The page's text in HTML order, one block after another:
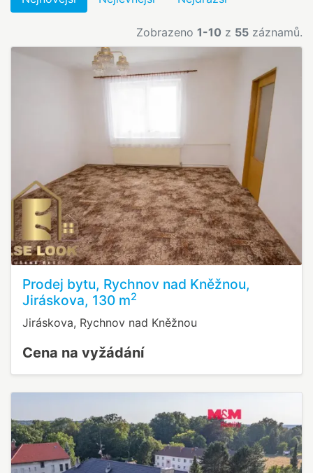
Zobrazeno 1-10 z 55 záznamů.
Prodej bytu, Rychnov nad Kněžnou,
Jiráskova, 130 m2
Jiráskova, Rychnov nad Kněžnou
Cena na vyžádání